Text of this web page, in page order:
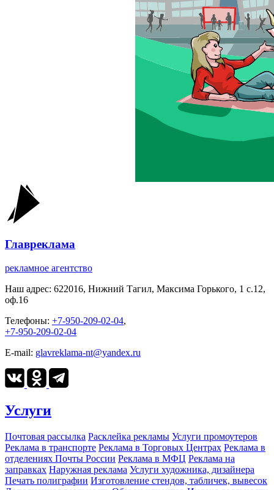
Главреклама
рекламное агентство
Наш адрес: 622016, Нижний Тагил, Максима Горького, 1 c.12,
оф.16
Телефоны: +7-950-209-02-04,
+7-950-209-02-04
E-mail: glavreklama-nt@yandex.ru
Услуги
Почтовая рассылка Расклейка рекламы Услуги промоутеров
Реклама в транспорте Реклама в Торговых Центрах Реклама в
отделениях Почты России Реклама в МФЦ Реклама на
заправках Наружная реклама Услуги художника, дизайнера
Печать полиграфии Изготовление стендов, табличек, вывесок